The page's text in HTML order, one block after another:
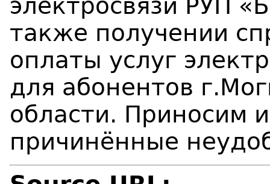
электросвязи РУП
также получении
оплаты услуг
для абонентов
области. Приносим
причинённые